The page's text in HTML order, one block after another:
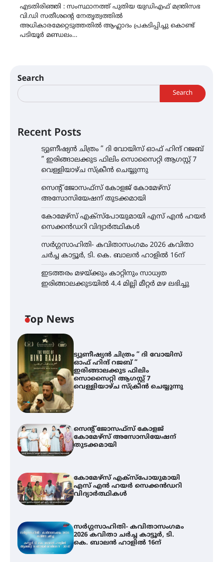
എടതിരിഞ്ഞി : സംസ്ഥാനത്ത് പുതിയ യുഡിഎഫ് മന്ത്രിസഭ
വി.ഡി സതീശൻ്റെ നേതൃത്വത്തിൽ
അധികാരമേറ്റെടുത്തതിൽ ആഹ്ലാദം പ്രകടിപ്പിച്ചു കൊണ്ട്
പടിയൂർ മണ്ഡലം…
Search
Search
Recent Posts
ട്യുണീഷ്യൻ ചിത്രം ” ദി വോയിസ് ഓഫ് ഹിന്ദ് റജബ്
” ഇരിങ്ങാലക്കുട ഫിലിം സൊസൈറ്റി ആഗസ്റ്റ് 7
വെള്ളിയാഴ്ച സ്‌ക്രീൻ ചെയ്യുന്നു
സെന്റ് ജോസഫ്സ് കോളജ് കോമേഴ്‌സ്
അസോസിയേഷന് തുടക്കമായി
കോമേഴ്സ് എക്സ്പോയുമായി എസ് എൻ ഹയർ
സെക്കൻഡറി വിദ്യാർത്ഥികൾ
സർഗ്ഗസാഹിതി- കവിതാസംഗമം 2026 കവിതാ
ചർച്ച കാട്ടൂർ, ടി. കെ. ബാലൻ ഹാളിൽ 16ന്
ഇടത്തരം മഴയ്ക്കും കാറ്റിനും സാധ്യത
ഇരിങ്ങാലക്കുടയിൽ 4.4 മില്ലി മീറ്റർ മഴ ലഭിച്ചു
Top News
ട്യുണീഷ്യൻ ചിത്രം ” ദി വോയിസ്
ഓഫ് ഹിന്ദ് റജബ് ”
ഇരിങ്ങാലക്കുട ഫിലിം
സൊസൈറ്റി ആഗസ്റ്റ് 7
വെള്ളിയാഴ്ച സ്‌ക്രീൻ ചെയ്യുന്നു
സെന്റ് ജോസഫ്സ് കോളജ്
കോമേഴ്‌സ് അസോസിയേഷന്
തുടക്കമായി
കോമേഴ്സ് എക്സ്പോയുമായി
എസ് എൻ ഹയർ സെക്കൻഡറി
വിദ്യാർത്ഥികൾ
സർഗ്ഗസാഹിതി- കവിതാസംഗമം
2026 കവിതാ ചർച്ച കാട്ടൂർ, ടി.
കെ. ബാലൻ ഹാളിൽ 16ന്